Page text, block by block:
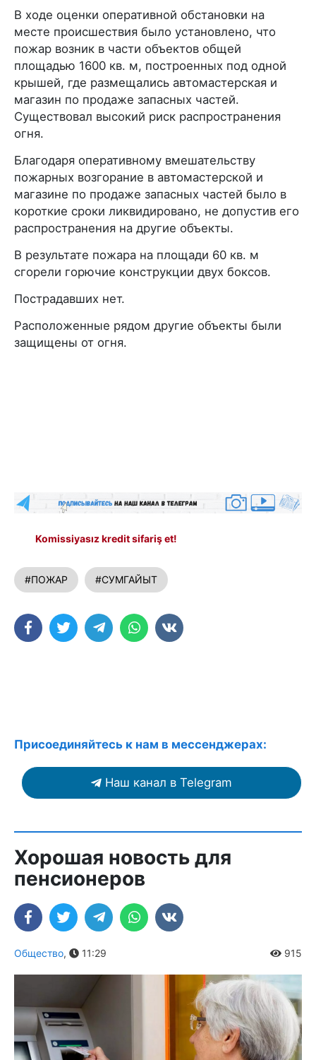
В ходе оценки оперативной обстановки на
месте происшествия было установлено, что
пожар возник в части объектов общей
площадью 1600 кв. м, построенных под одной
крышей, где размещались автомастерская и
магазин по продаже запасных частей.
Существовал высокий риск распространения
огня.
Благодаря оперативному вмешательству
пожарных возгорание в автомастерской и
магазине по продаже запасных частей было в
короткие сроки ликвидировано, не допустив его
распространения на другие объекты.
В результате пожара на площади 60 кв. м
сгорели горючие конструкции двух боксов.
Пострадавших нет.
Расположенные рядом другие объекты были
защищены от огня.
Komissiyasız kredit sifariş et!
#ПОЖАР #СУМГАЙЫТ
Присоединяйтесь к нам в мессенджерах:
Наш канал в Telegram
Хорошая новость для
пенсионеров
Общество, 11:29 915